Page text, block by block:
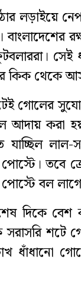
লড়াইয়ে
সেই
কিক থেকে
গোলের
আদায় করা
লাল-
তবে
বল
শেষ দিকে
সরাসরি শটে
ধাঁধানো